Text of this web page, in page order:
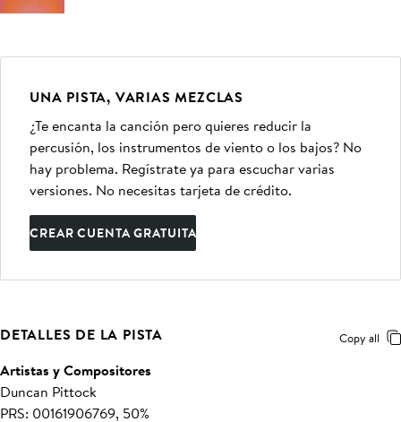
UNA PISTA, VARIAS MEZCLAS
¿Te encanta la canción pero quieres reducir la
percusión, los instrumentos de viento o los bajos? No
hay problema. Regístrate ya para escuchar varias
versiones. No necesitas tarjeta de crédito.
CREAR CUENTA GRATUITA
DETALLES DE LA PISTA Copy all
Artistas y Compositores
Duncan Pittock
PRS: 00161906769, 50%